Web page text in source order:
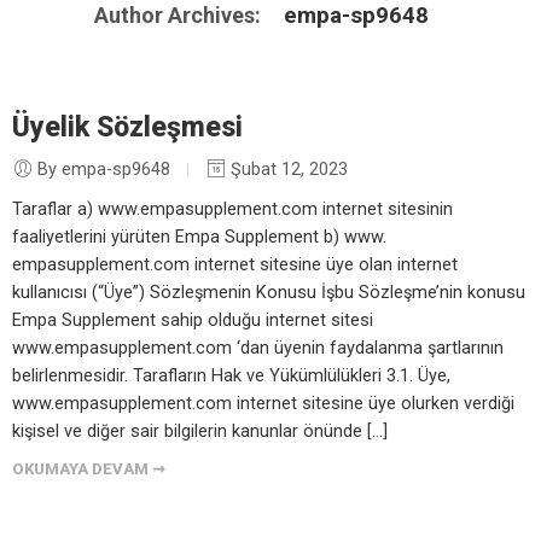
Author Archives: empa-sp9648
Üyelik Sözleşmesi
By empa-sp9648
Şubat 12, 2023
Taraflar a) www.empasupplement.com internet sitesinin
faaliyetlerini yürüten Empa Supplement b) www.
empasupplement.com internet sitesine üye olan internet
kullanıcısı (“Üye”) Sözleşmenin Konusu İşbu Sözleşme’nin konusu
Empa Supplement sahip olduğu internet sitesi
www.empasupplement.com ‘dan üyenin faydalanma şartlarının
belirlenmesidir. Tarafların Hak ve Yükümlülükleri 3.1. Üye,
www.empasupplement.com internet sitesine üye olurken verdiği
kişisel ve diğer sair bilgilerin kanunlar önünde […]
OKUMAYA DEVAM ➞